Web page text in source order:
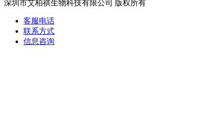
深圳市艾柏祺生物科技有限公司 版权所有
客服电话
联系方式
信息咨询